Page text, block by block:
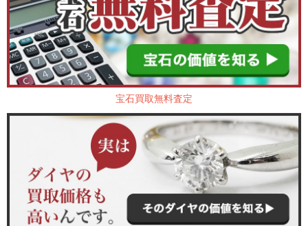
宝石買取無料査定